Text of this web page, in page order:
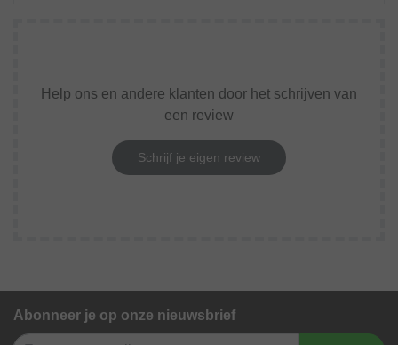
Help ons en andere klanten door het schrijven van
een review
Schrijf je eigen review
Abonneer je op onze nieuwsbrief